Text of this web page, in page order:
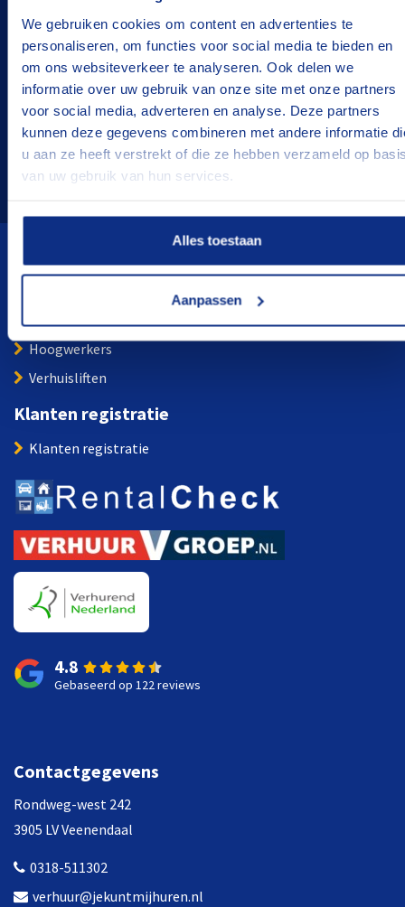
We gebruiken cookies om content en advertenties te
personaliseren, om functies voor social media te bieden en
om ons websiteverkeer te analyseren. Ook delen we
informatie over uw gebruik van onze site met onze partners
voor social media, adverteren en analyse. Deze partners
kunnen deze gegevens combineren met andere informatie
u aan ze heeft verstrekt of die ze hebben verzameld op
van uw gebruik van hun services.
Alles toestaan
Aanpassen
Flexibele termijnen
Goed onderhouden
De juiste oplossing
Tevreden klanten
Wij verhuren
Aanhangwagens
Hoogwerkers
Verhuisliften
Klanten registratie
Klanten registratie
4.8
Gebaseerd op 122 reviews
Contactgegevens
Rondweg-west 242
3905 LV Veenendaal
0318-511302
verhuur@jekuntmijhuren.nl